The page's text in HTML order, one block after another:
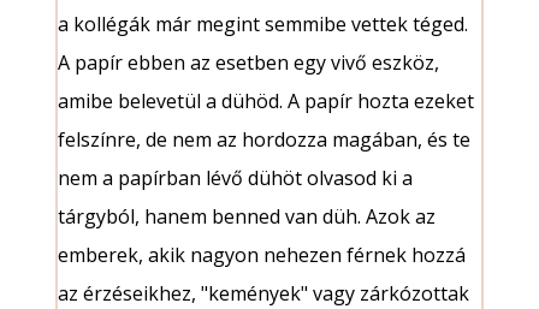
a kollégák már megint semmibe vettek téged.
A papír ebben az esetben egy vivő eszköz,
amibe belevetül a dühöd. A papír hozta ezeket
felszínre, de nem az hordozza magában, és te
nem a papírban lévő dühöt olvasod ki a
tárgyból, hanem benned van düh. Azok az
emberek, akik nagyon nehezen férnek hozzá
az érzéseikhez, "kemények" vagy zárkózottak